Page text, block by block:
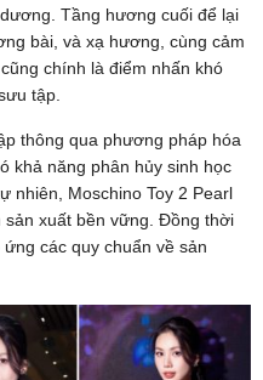
Tầng hương cuối để lại
bài, và xạ hương, cùng cảm
chính là điểm nhấn khó
tập.
thông qua phương pháp hóa
khả năng phân hủy sinh học
nhiên, Moschino Toy 2 Pearl
sản xuất bền vững. Đồng thời
các quy chuẩn về sản